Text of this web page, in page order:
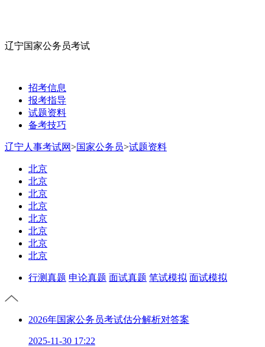
辽宁国家公务员考试
招考信息
报考指导
试题资料
备考技巧
辽宁人事考试网>国家公务员>试题资料
北京
北京
北京
北京
北京
北京
北京
北京
行测真题 申论真题 面试真题 笔试模拟 面试模拟
2026年国家公务员考试估分解析对答案
2025-11-30 17:22